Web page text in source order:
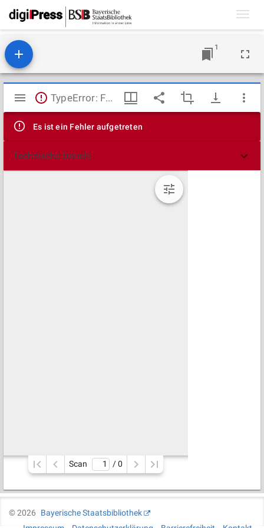
1
Mirador
Viewer
TypeError: Failed to fetch
Es ist ein Fehler aufgetreten
Technische Details
Scan / 0
©2026
Bayerische Staatsbibliothek